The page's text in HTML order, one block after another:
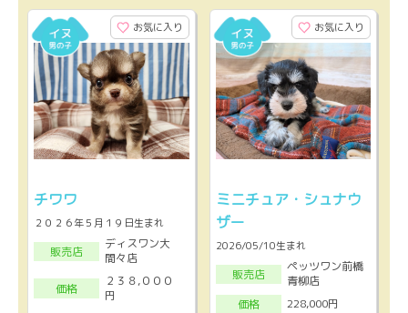
お気に入り
チワワ
２０２６年５月１９日生まれ
販売店
ディスワン大
間々店
価格
２３８,０００
円
お気に入り
ミニチュア・シュナウ
ザー
2026/05/10生まれ
販売店
ペッツワン前橋
青柳店
価格
228,000円